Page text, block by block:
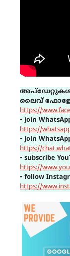
അപ്ഡേറ്റുകൾ
ലൈവ് ഫോളോ
https://
▪ join
https://
▪ join
https://
▪ subscribe
https://
▪ follow
https://